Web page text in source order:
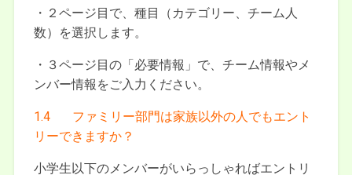
・２ページ目で、種目（カテゴリー、チーム人
数）を選択します。
・３ページ目の「必要情報」で、チーム情報やメ
ンバー情報をご入力ください。
1.4 ファミリー部門は家族以外の人でもエント
リーできますか？
小学生以下のメンバーがいらっしゃればエントリ